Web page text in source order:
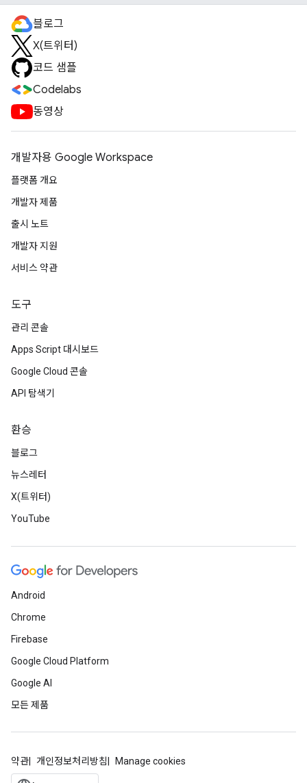
블로그
X(트위터)
코드 샘플
Codelabs
동영상
개발자용 Google Workspace
플랫폼 개요
개발자 제품
출시 노트
개발자 지원
서비스 약관
도구
관리 콘솔
Apps Script 대시보드
Google Cloud 콘솔
API 탐색기
환승
블로그
뉴스레터
X(트위터)
YouTube
Android
Chrome
Firebase
Google Cloud Platform
Google AI
모든 제품
약관 개인정보처리방침 Manage cookies